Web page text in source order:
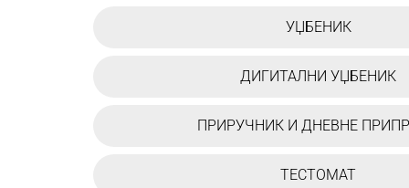
УЏБЕНИК
ДИГИТАЛНИ УЏБЕНИК
ПРИРУЧНИК И ДНЕВНЕ
ТЕСТОМАТ